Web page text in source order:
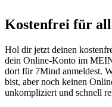
Kostenfrei für
Hol dir jetzt deinen
dein Online-Konto im
dort für 7Mind anmeldest.
bist, aber noch keinen
unkompliziert und schnell